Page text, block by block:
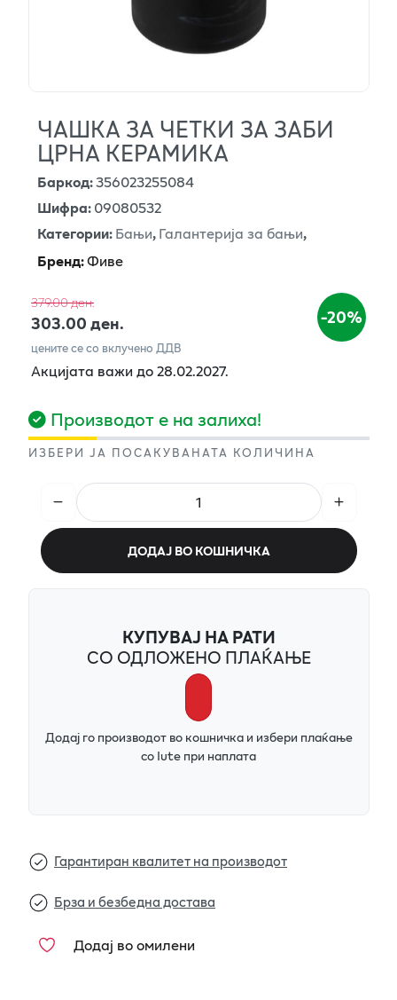
ЧАШКА ЗА ЧЕТКИ ЗА ЗАБИ
ЦРНА КЕРАМИКА
Баркод:356023255084
Шифра:09080532
Категории:Бањи,Галантерија за бањи,
Бренд:Фиве
379.00 ден.
303.00 ден. -20%
цените се со вклучено ДДВ
Акцијата важи до 28.02.2027.
Производот е на залиха!
ИЗБЕРИ ЈА ПОСАКУВАНАТА КОЛИЧИНА
ДОДАЈ ВО КОШНИЧКА
КУПУВАЈ НА РАТИ
СО ОДЛОЖЕНО ПЛАЌАЊЕ
Додај го производот во кошничка и избери плаќање
со Iute при наплата
Гарантиран квалитет на производот
Брза и безбедна достава
Додај во омилени